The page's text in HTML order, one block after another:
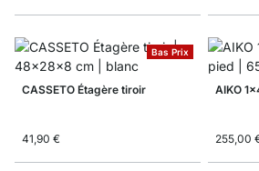
Bas Prix
CASSETO Étagère tiroir
41,90 €
AIKO
255,00